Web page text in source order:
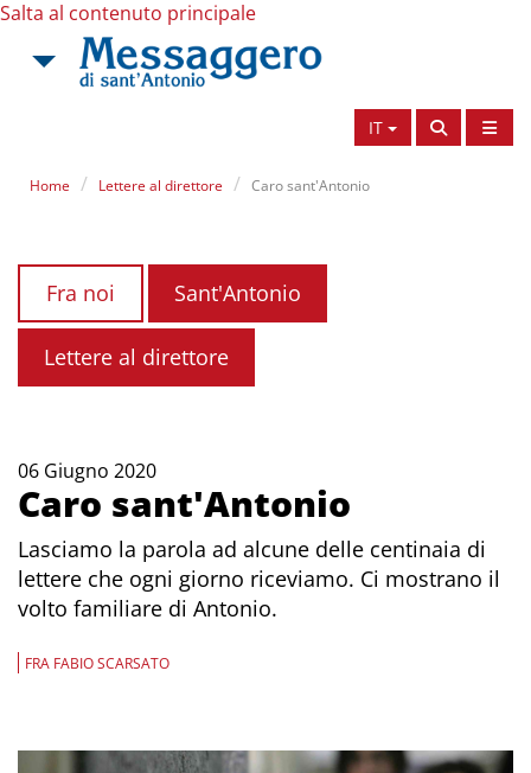
Salta al contenuto principale
IT
Home Lettere al direttore Caro sant'Antonio
Fra noi Sant'Antonio
Lettere al direttore
06 Giugno 2020
Caro sant'Antonio
Lasciamo la parola ad alcune delle centinaia di
lettere che ogni giorno riceviamo. Ci mostrano il
volto familiare di Antonio.
FRA FABIO SCARSATO